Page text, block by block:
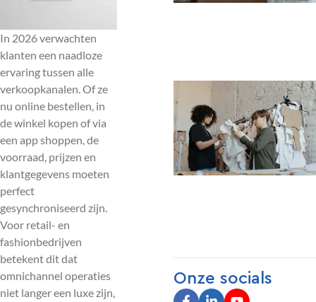
In 2026 verwachten
klanten een naadloze
ervaring tussen alle
verkoopkanalen. Of ze
nu online bestellen, in
de winkel kopen of via
een app shoppen, de
voorraad, prijzen en
klantgegevens moeten
perfect
gesynchroniseerd zijn.
Voor retail- en
fashionbedrijven
betekent dit dat
omnichannel operaties
niet langer een luxe zijn,
Onze socials